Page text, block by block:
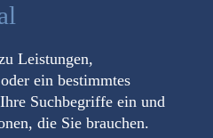
Leistungen,
ein bestimmtes
Suchbegriffe ein und
die Sie brauchen.